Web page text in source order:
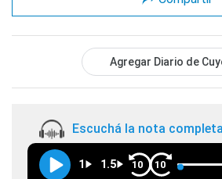
Agregar Diario de
Escuchá la nota completa
1 1.5 10 10